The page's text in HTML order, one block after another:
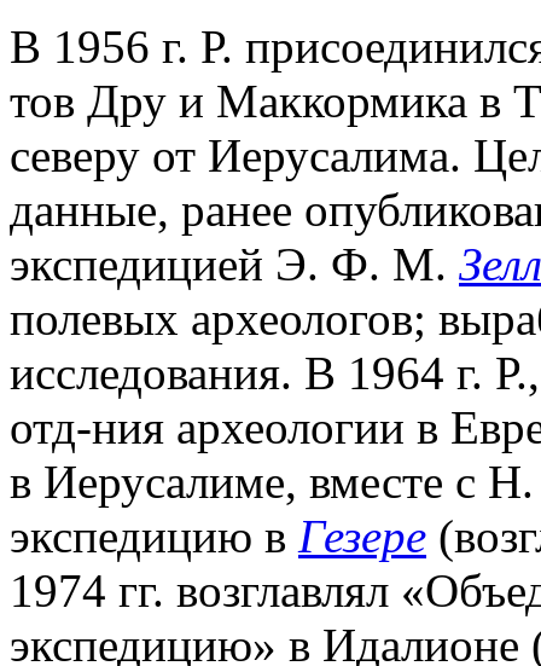
В 1956 г. Р.
тов Дру и Маккормика в
северу от Иерусалима.
данные, ранее
экспедицией Э. Ф. М.
полевых археологов;
исследования. В 1964 г.
отд-ния археологии в
в Иерусалиме, вместе с
экспедицию в Гезере
1974 гг. возглавлял
экспедицию» в Идалионе